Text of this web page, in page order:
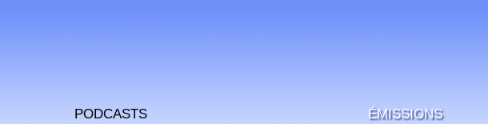
Podcasts Émissions